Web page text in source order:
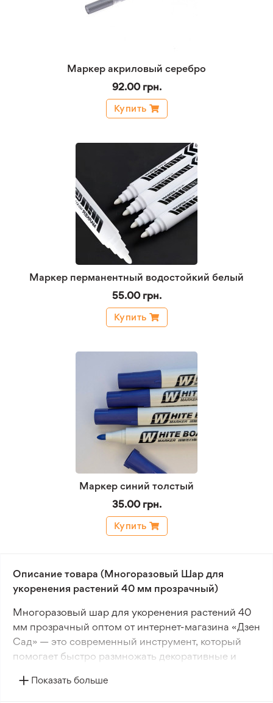
Маркер акриловый серебро
92.00 грн.
Купить
Маркер перманентный водостойкий белый
55.00 грн.
Купить
Маркер синий толстый
35.00 грн.
Купить
Описание товара (Многоразовый Шар для
укоренения растений 40 мм прозрачный)
Многоразовый шар для укоренения растений 40
мм прозрачный оптом от интернет-магазина «Дзен
Сад» — это современный инструмент, который
помогает быстро размножать декоративные и
куста или дерева. Изготовленный из прочного
Показать больше